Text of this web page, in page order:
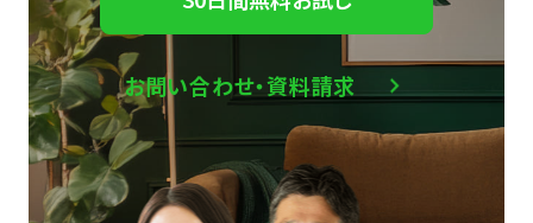
お問い合わせ・資料請求